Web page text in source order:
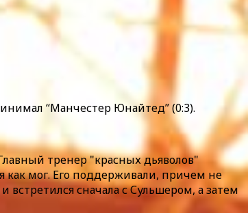
“Манчестер Юнайтед” (0:3).
тренер "красных дьяволов"
как мог. Его поддерживали, причем не
сначала с Сульшером, а затем